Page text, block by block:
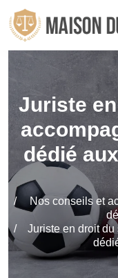
Juriste
dédié
Nos conseils et
Juriste en droit